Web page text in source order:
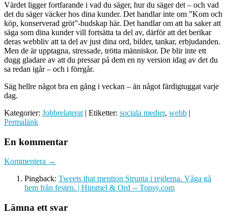
Värdet ligger fortfarande i vad du säger, hur du säger det – och vad
det du säger väcker hos dina kunder. Det handlar inte om ”Kom och
köp, konserverad gröt”-budskap här. Det handlar om att ha saker att
säga som dina kunder vill fortsätta ta del av, därför att det berikar
deras webbliv att ta del av just dina ord, bilder, tankar, erbjudanden.
Men de är upptagna, stressade, trötta människor. De blir inte ett
dugg gladare av att du pressar på dem en ny version idag av det du
sa redan igår – och i förrgår.
Säg hellre något bra en gång i veckan – än något färdigtuggat varje
dag.
Kategorier: Jobbrelaterat | Etiketter: sociala medier, webb |
Permalänk
En kommentar
Kommentera →
Pingback: Tweets that mention Strunta i reglerna. Våga gå
hem från festen. | Himmel & Ord -- Topsy.com
Lämna ett svar